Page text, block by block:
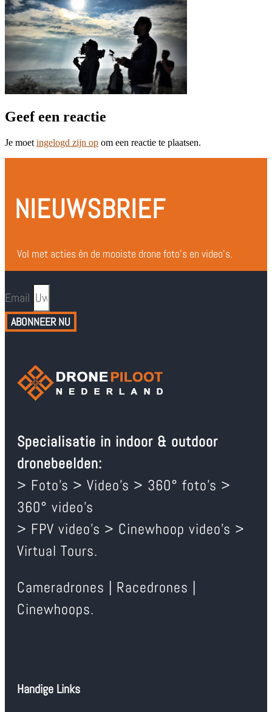
Geef een reactie
Je moet ingelogd zijn op om een reactie te plaatsen.
NIEUWSBRIEF
Vol met acties én de mooiste drone foto’s en video’s.
Email
ABONNEER NU
Specialisatie in indoor & outdoor
dronebeelden:
> Foto’s > Video’s > 360° foto’s >
360° video’s
> FPV video’s > Cinewhoop video’s >
Virtual Tours.
Cameradrones | Racedrones |
Cinewhoops.
Handige Links